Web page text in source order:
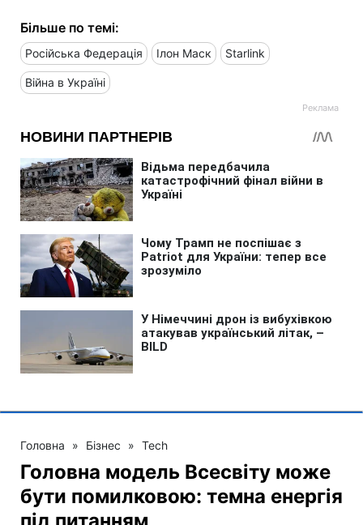
Більше по темі:
Російська Федерація Ілон Маск Starlink
Війна в Україні
Головна » Бізнес » Tech
Головна модель Всесвіту може
бути помилковою: темна енергія
під питанням